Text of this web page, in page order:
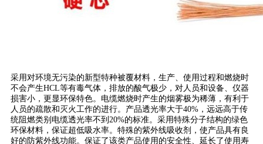
采用对环境无污染的新型特种被覆材料，生产、使用过程和燃烧时
不会产生HCL等有毒气体，排放的酸气极少，对人员和设备、仪器
损害小，更显环保特色。电缆燃烧时产生的烟雾极为稀薄，有利于
人员的疏散和灭火工作的进行。产品透光率大于40%，远远高于传
统阻燃类别电缆透光率不到20%的标准。采用特殊分子结构的绿色
环保材料，保证超低吸水率。特殊的紫外线吸收剂，使产品具有良
好的防紫外线功能。保证了该类产品使用的安全性、延长了使用寿